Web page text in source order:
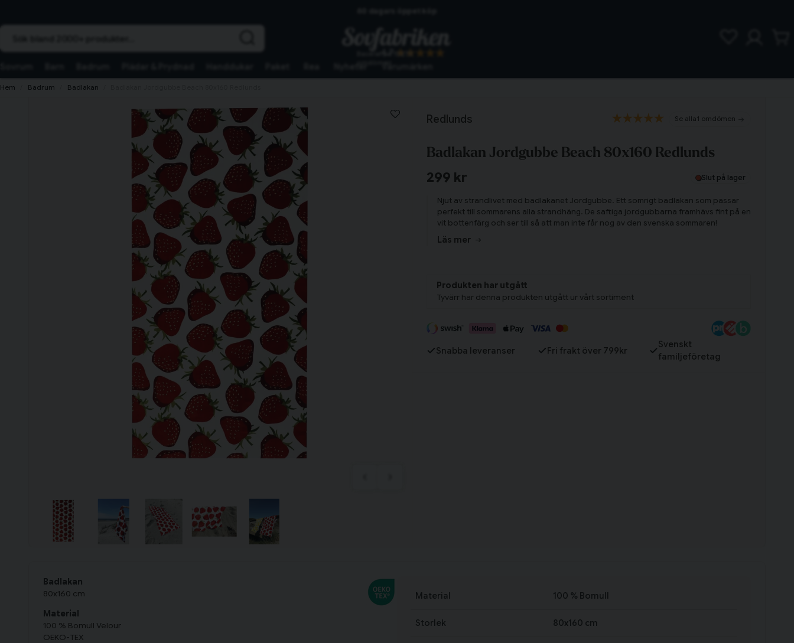
Skickas från lagret i Vinslöv
Hem Badrum Badlakan
Redlunds 1 omdömen
Badlakan Jordgubbe Beach 80x160 Redlunds
299 kr Slut på lager
Njut av strandlivet med badlakanet Jordgubbe. Ett somrigt badlakan som passar
perfekt till sommarens alla strandhäng. De saftiga jordgubbarna framhävs fint på en
vit bottenfärg och ser till så att man inte får nog av den svenska sommaren!
Läs mer
Produkten har utgått
Tyvärr har denna produkten utgått ur vårt sortiment
Snabba leveranser Fri frakt över 799kr
Svenskt
familjeföretag
Badlakan
80x160 cm
Material
100 % Bomull Velour
OEKO-TEX
Material 100 % Bomull
Storlek 80x160 cm
Tillagd i varukorgen
Fortsätt handla